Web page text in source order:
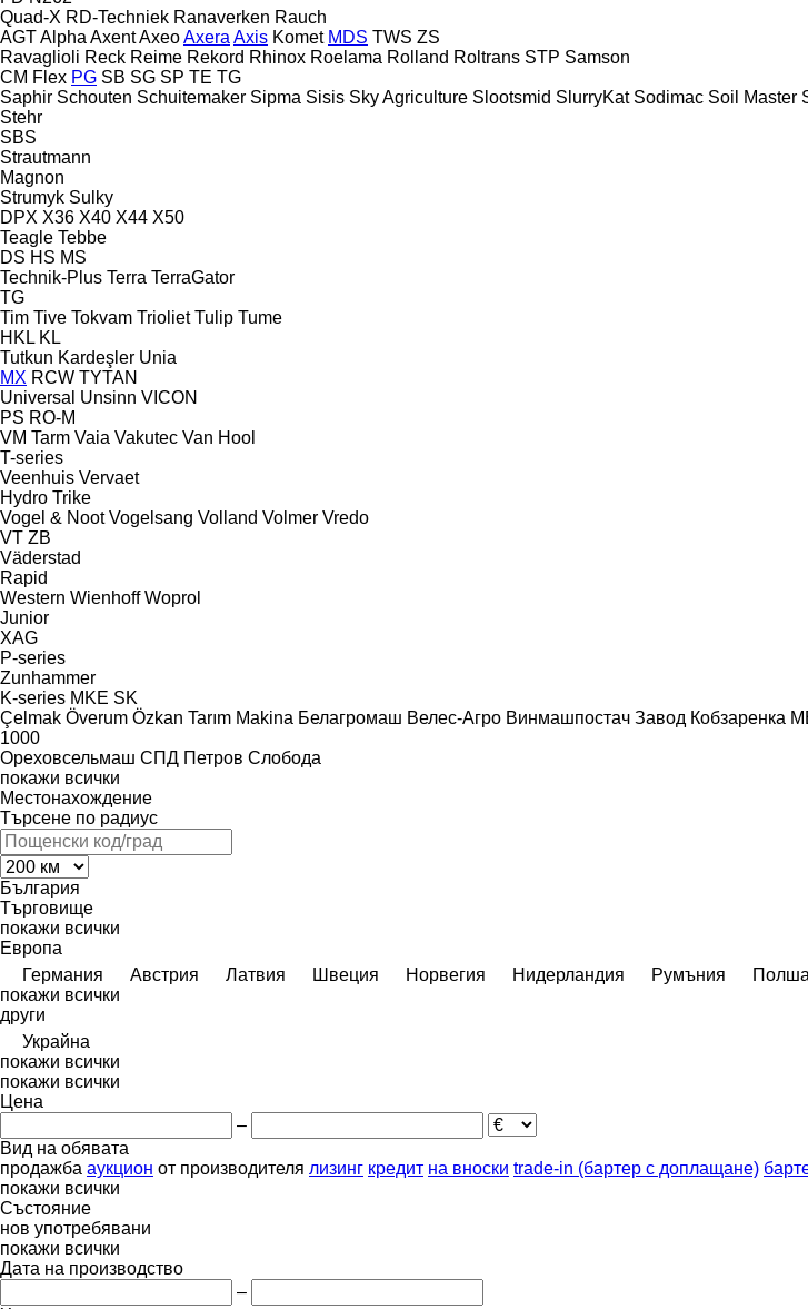
Quad-X RD-Techniek Ranaverken Rauch
AGTAlpha AxentAxeoAxera Axis Komet MDS TWS ZS
Ravaglioli Reck Reime Rekord Rhinox Roelama Rolland Roltrans STP Samson
CM Flex PG SB SG SP TE TG
Saphir Schouten Schuitemaker Sipma Sisis Sky Agriculture Slootsmid SlurryKat Sodimac Soil Master
Stehr
SBS
Strautmann
Magnon
Strumyk Sulky
DPX X36 X40 X44 X50
Teagle Tebbe
DS HS MS
Technik-Plus Terra TerraGator
TG
Tim Tive Tokvam Trioliet Tulip Tume
HKL KL
Tutkun Kardeşler Unia
MX RCW TYTAN
Universal Unsinn VICON
PS RO-M
VM Tarm Vaia Vakutec Van Hool
T-series
Veenhuis Vervaet
Hydro Trike
Vogel & Noot Vogelsang Volland Volmer Vredo
VT ZB
Väderstad
Rapid
Western Wienhoff Woprol
Junior
XAG
P-series
Zunhammer
K-series MKE SK
Çelmak Överum Özkan Tarım Makina Белагромаш Велес-Агро Винмашпостач Завод Кобзаренка
1000
Ореховсельмаш СПД Петров Слобода
покажи всички
Местонахождение
Търсене по радиус
България
Търговище
покажи всички
Европа
Германия
Австрия Латвия Швеция Норвегия Нидерландия Румъния Полша
покажи всички
други
Украйна
покажи всички
покажи всички
Цена
–
Вид на обявата
продажба аукцион от производителя лизинг кредит на вноски trade-in (бартер с доплащане)
покажи всички
Състояние
нов употребявани
покажи всички
Дата на производство
–